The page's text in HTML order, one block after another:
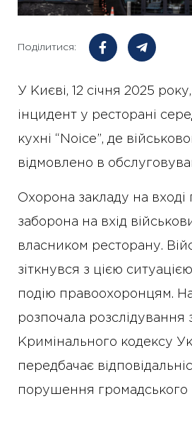
Поділитися:
У Києві, 12 січня 2025
інцидент у ресторані
кухні “Noice”, де
відмовлено в
Охорона закладу на
заборона на вхід
власником ресторану.
зіткнувся з цією
подію правоохоронцям.
розпочала розслідування
Кримінального кодексу
передбачає
порушення громадського